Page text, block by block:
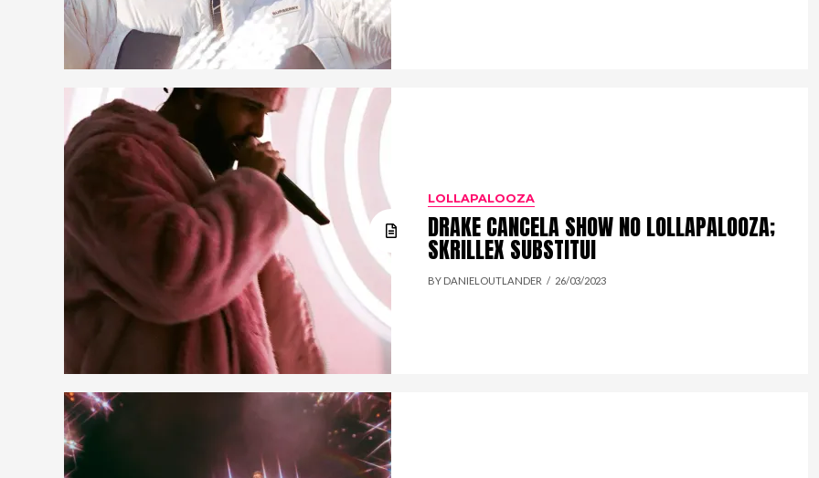
LOLLAPALOOZA
DRAKE CANCELA SHOW NO LOLLAPALOOZA;
SKRILLEX SUBSTITUI
BY DANIELOUTLANDER 26/03/2023